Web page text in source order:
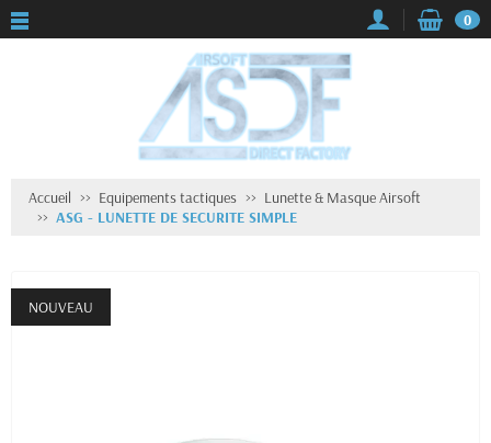
0
Accueil Equipements tactiques
Lunette & Masque Airsoft
ASG - LUNETTE DE SECURITE SIMPLE
NOUVEAU